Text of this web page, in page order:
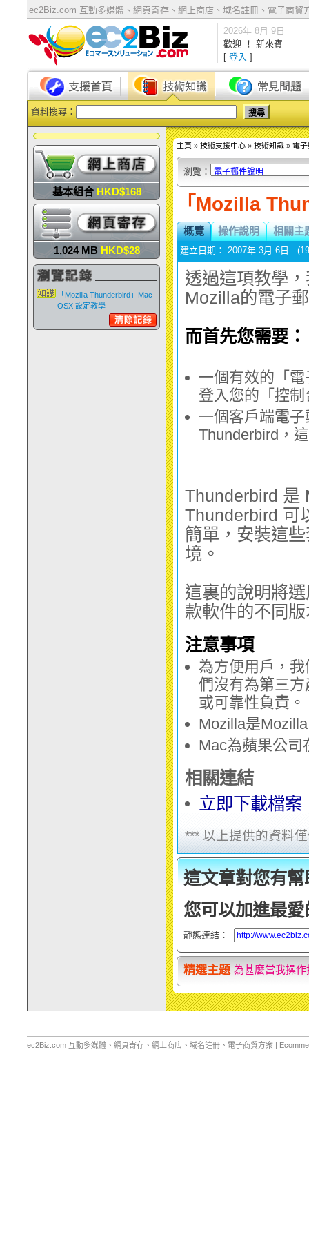
ec2Biz.com 互動多媒體、網頁寄存、網上商店、域名註冊、電子商
2026年 8月 9日
歡迎 ！ 新來賓
[ 登入 ]
資料搜尋：
基本組合 HKD$168
銀組合HKD$388
金組合HKD$468
1,024 MB HKD$28
2 GBHKD$38
「Mozilla Thunderbird」Mac
OSX 設定教學
主頁 » 技術支援中心 » 技術知識 » 電子
瀏覽：
「Mozilla
概覽 操作說明 相關主
建立日期： 2007年 3月 6日
透過這項教學
Mozilla的電子
而首先您需要：
一個有效的「
登入您的「控
一個客戶端電
Thunderbird，
Thunderbird 是
Thunderbird 可
簡單，安裝這
境。
這裏的說明將
款軟件的不同
注意事項
為方便用戶，
們沒有為第三
或可靠性負責。
Mozilla是
Mac為蘋果公司
相關連結
立即下載檔案
*** 以上提供的資料
這文章對您有幫
您可以加進最
靜態連結：
精選主題 為甚麼當我操
ec2Biz.com 互動多媒體、網頁寄存、網上商店、域名註冊、電子商貿方案 |